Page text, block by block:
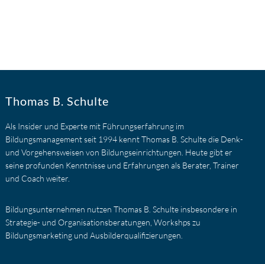
Footer
Thomas B. Schulte
Als Insider und Experte mit Führungserfahrung im
Bildungsmanagement seit 1994 kennt Thomas B. Schulte die Denk-
und Vorgehensweisen von Bildungseinrichtungen. Heute gibt er
seine profunden Kenntnisse und Erfahrungen als Berater, Trainer
und Coach weiter.
Bildungsunternehmen nutzen Thomas B. Schulte insbesondere in
Strategie- und Organisationsberatungen, Workshps zu
Bildungsmarketing und Ausbilderqualifizierungen.